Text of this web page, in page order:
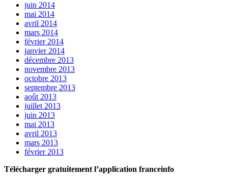
juin 2014
mai 2014
avril 2014
mars 2014
février 2014
janvier 2014
décembre 2013
novembre 2013
octobre 2013
septembre 2013
août 2013
juillet 2013
juin 2013
mai 2013
avril 2013
mars 2013
février 2013
Télécharger gratuitement l’application franceinfo